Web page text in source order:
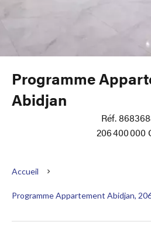
Programme
Abidjan
Réf.
206 400 000
Accueil
Programme Appartement Abidjan,